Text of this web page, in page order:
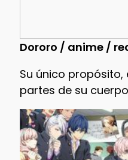
Dororo / anime /
Su único propósito,
partes de su